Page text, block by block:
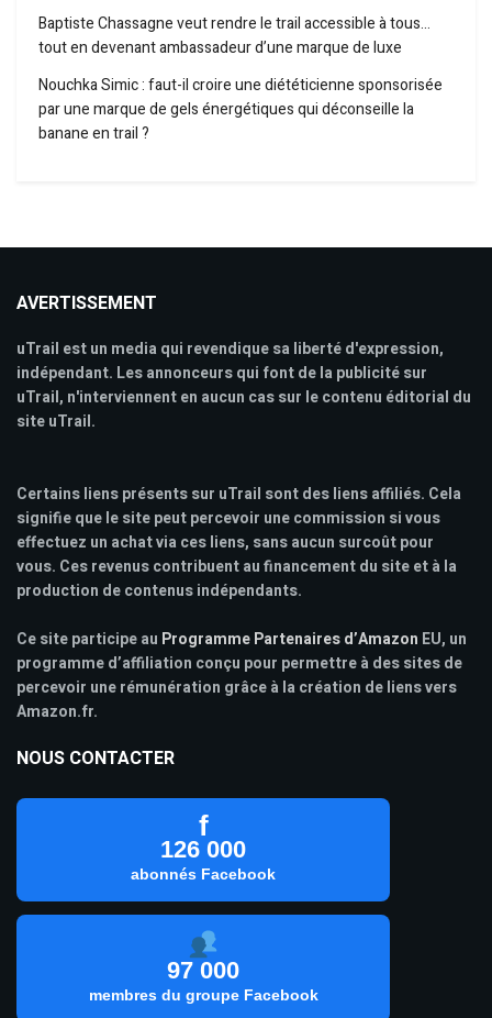
Baptiste Chassagne veut rendre le trail accessible à tous…
tout en devenant ambassadeur d’une marque de luxe
Nouchka Simic : faut-il croire une diététicienne sponsorisée
par une marque de gels énergétiques qui déconseille la
banane en trail ?
AVERTISSEMENT
uTrail est un media qui revendique sa liberté d'expression,
indépendant. Les annonceurs qui font de la publicité sur
uTrail, n'interviennent en aucun cas sur le contenu éditorial du
site uTrail.
Certains liens présents sur uTrail sont des liens affiliés. Cela
signifie que le site peut percevoir une commission si vous
effectuez un achat via ces liens, sans aucun surcoût pour
vous. Ces revenus contribuent au financement du site et à la
production de contenus indépendants.
Ce site participe au Programme Partenaires d’Amazon EU, un
programme d’affiliation conçu pour permettre à des sites de
percevoir une rémunération grâce à la création de liens vers
Amazon.fr.
NOUS CONTACTER
f
126 000
abonnés Facebook
97 000
membres du groupe Facebook